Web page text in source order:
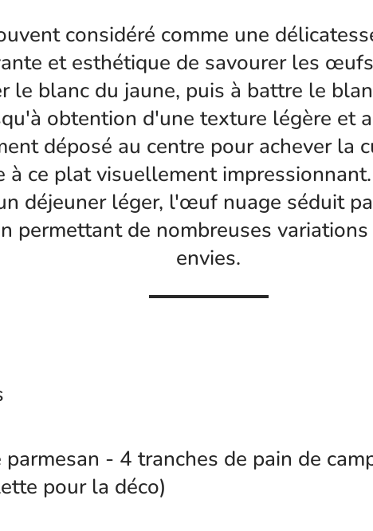
considéré comme une
et esthétique de savourer les
le blanc du jaune, puis à battre le
obtention d'une texture légère et
déposé au centre pour achever la
à ce plat visuellement
déjeuner léger, l'œuf nuage séduit
permettant de nombreuses
envies.
- 4 tranches de pain de
pour la déco)